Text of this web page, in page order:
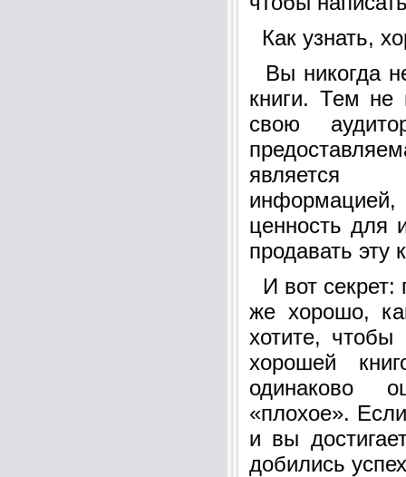
Как узнать,
Вы никогда
книги. Тем не
свою
является
ценность для
продавать эту
И вот секрет:
же хорошо,
хотите,
хорошей
одинаково
«плохое».
и вы
добились